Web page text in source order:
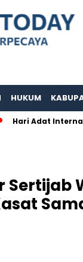
HUKUM
Internasional Ke
Sertijab